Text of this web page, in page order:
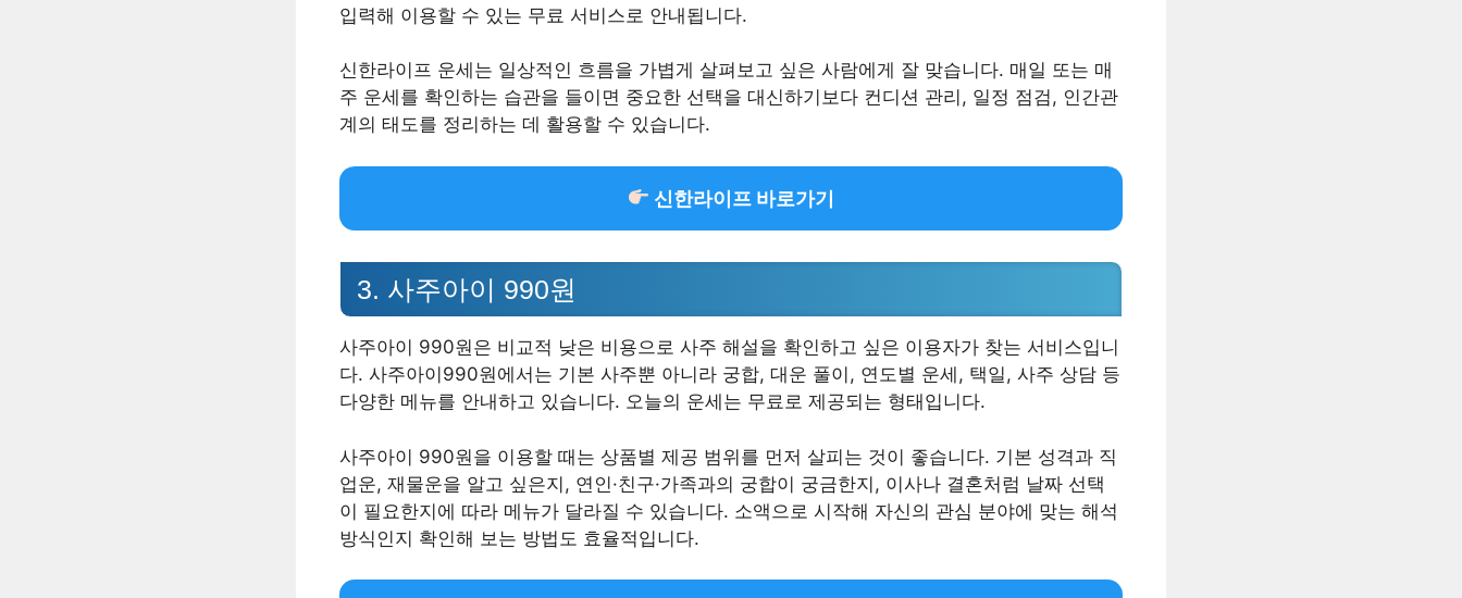
입력해 이용할 수 있는 무료 서비스로 안내됩니다.
신한라이프 운세는 일상적인 흐름을 가볍게 살펴보고 싶은 사람에게 잘 맞습니다. 매일 또는 매
주 운세를 확인하는 습관을 들이면 중요한 선택을 대신하기보다 컨디션 관리, 일정 점검, 인간관
계의 태도를 정리하는 데 활용할 수 있습니다.
신한라이프 바로가기
3. 사주아이 990원
사주아이 990원은 비교적 낮은 비용으로 사주 해설을 확인하고 싶은 이용자가 찾는 서비스입니
다. 사주아이990원에서는 기본 사주뿐 아니라 궁합, 대운 풀이, 연도별 운세, 택일, 사주 상담 등
다양한 메뉴를 안내하고 있습니다. 오늘의 운세는 무료로 제공되는 형태입니다.
사주아이 990원을 이용할 때는 상품별 제공 범위를 먼저 살피는 것이 좋습니다. 기본 성격과 직
업운, 재물운을 알고 싶은지, 연인·친구·가족과의 궁합이 궁금한지, 이사나 결혼처럼 날짜 선택
이 필요한지에 따라 메뉴가 달라질 수 있습니다. 소액으로 시작해 자신의 관심 분야에 맞는 해석
방식인지 확인해 보는 방법도 효율적입니다.